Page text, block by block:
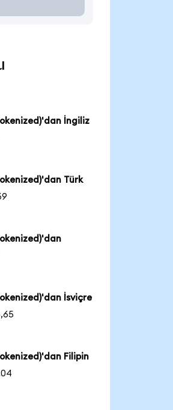
İngiliz
Türk
İsviçre
Filipin